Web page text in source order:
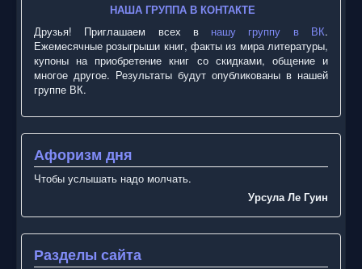
НАША ГРУППА В КОНТАКТЕ
Друзья! Приглашаем всех в нашу группу в ВК.
Ежемесячные розыгрыши книг, факты из мира литературы,
купоны на приобретение книг со скидками, общение и
многое другое. Результаты будут опубликованы в нашей
группе ВК.
Афоризм дня
Чтобы услышать надо молчать.
Урсула Ле Гуин
Разделы сайта